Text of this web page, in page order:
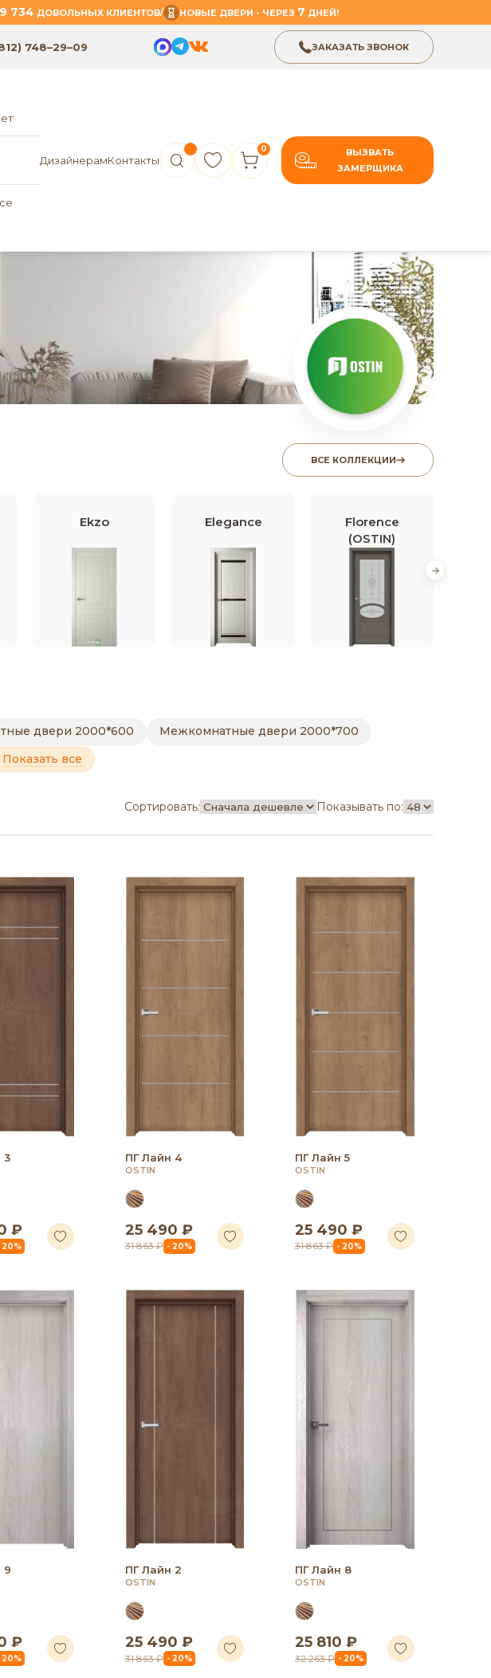
734 ДОВОЛЬНЫХ КЛИЕНТОВ/ НОВЫЕ ДВЕРИ - ЧЕРЕЗ 7 ДНЕЙ!
748–29–09 ЗАКАЗАТЬ ЗВОНОК
ДизайнерамКонтакты
0
ВЫЗВАТЬ
ЗАМЕРЩИКА
ВСЕ КОЛЛЕКЦИИ
Ekzo Elegance
Florence
(OSTIN)
двери 2000*600
Межкомнатные двери 2000*700
Сортировать: Показывать по:
3
₽
20%
ПГ Лайн 4
OSTIN
25 490 ₽
31 863 ₽ - 20%
ПГ Лайн 5
OSTIN
25 490 ₽
31 863 ₽ - 20%
9
₽
20%
ПГ Лайн 2
OSTIN
25 490 ₽
31 863 ₽ - 20%
ПГ Лайн 8
OSTIN
25 810 ₽
32 263 ₽ - 20%